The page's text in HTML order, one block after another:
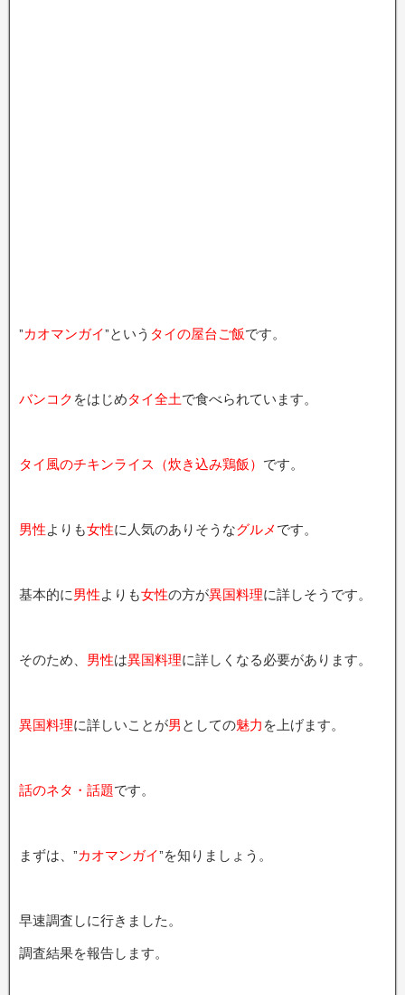
”カオマンガイ”という タイの屋台ご飯です。
バンコク をはじめタイ全土で食べられています。
タイ風のチキンライス（炊き込み鶏飯） です。
男性よりも女性に人気のありそうなグルメ です。
基本的に男性よりも女性の方が異国料理に詳しそうです。
そのため、 男性は異国料理に詳しくなる必要があります。
異国料理に詳しいことが男 としての魅力 を上げます。
話のネタ・話題です。
まずは、”カオマンガイ”を知りましょう。
早速調査しに行きました。
調査結果を報告します。